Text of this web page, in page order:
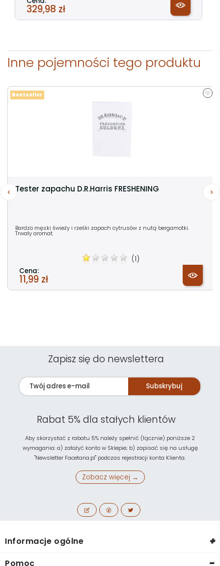
329,98 zł
Inne pojemności tego produktu
Tester zapachu D.R.Harris FRESHENING
Bardzo męski świeży i rześki zapach cytrusów z nutą bergamotki.
Trwały aromat.
(1)
Cena:
11,99 zł
Bestseller
Zapisz się do newslettera
Subskrybuj
Rabat 5% dla stałych klientów
Aby skorzystać z rabatu 5% należy spełnić (łącznie) poniższe 2
wymagania: a) założyć konto w Sklepie; b) zapisać się na usługę
"Newsletter Facetaria.pl" podczas rejestracji konta Klienta.
Zobacz więcej →
Informacje ogólne +
Pomoc -